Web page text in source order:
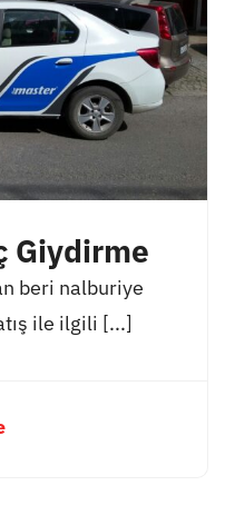
Giydirme
beri nalburiye
ile ilgili [...]